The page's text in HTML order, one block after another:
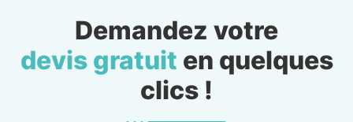
Demandez votre
devis gratuit en quelques
clics !